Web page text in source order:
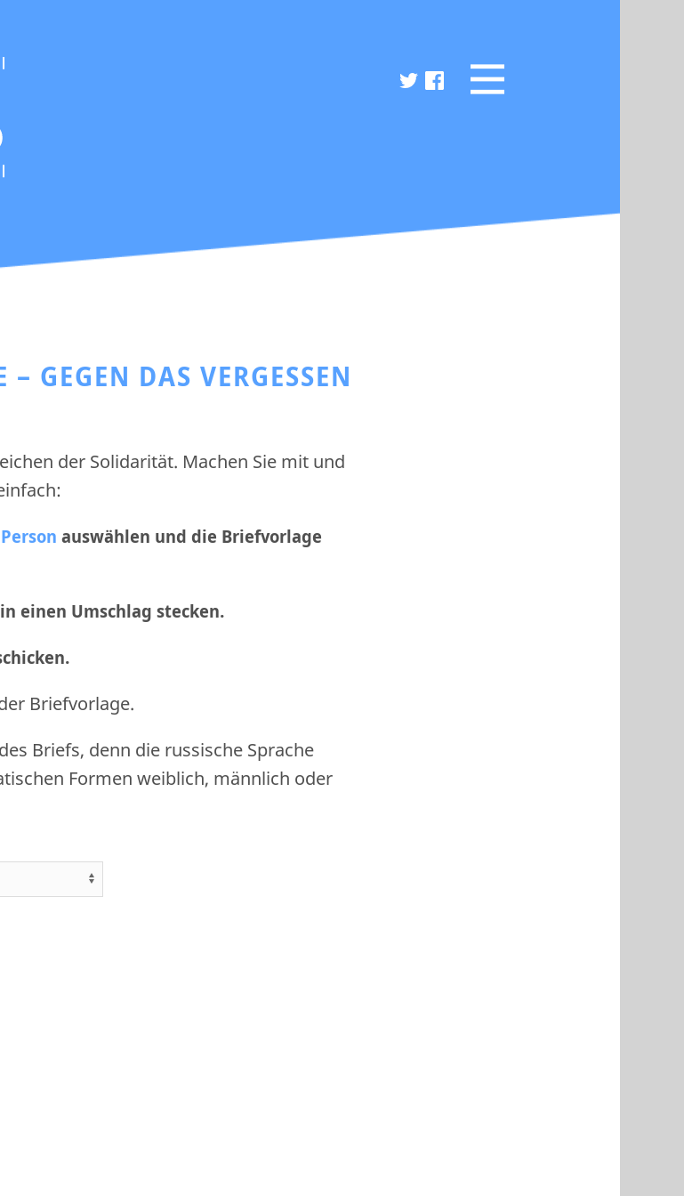
GEGEN DAS VERGESSEN
der Solidarität. Machen Sie mit und
auswählen und die Briefvorlage
einen Umschlag stecken.
.
Briefvorlage.
Briefs, denn die russische Sprache
Formen weiblich, männlich oder